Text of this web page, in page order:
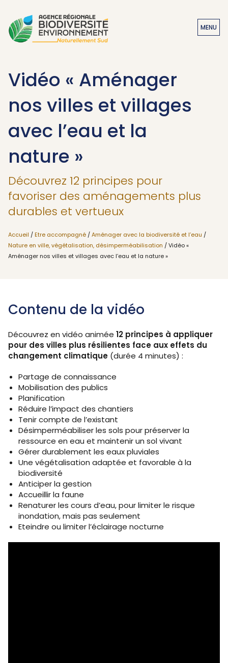
MENU
Vidéo « Aménager
nos villes et villages
avec l’eau et la
nature »
Découvrez 12 principes pour
favoriser des aménagements plus
durables et vertueux
Accueil / Etre accompagné /Aménager avec la biodiversité et l’eau /
Nature en ville, végétalisation, désimperméabilisation / Vidéo «
Aménager nos villes et villages avec l’eau et la nature »
Contenu de la vidéo
Découvrez en vidéo animée 12 principes à appliquer
pour des villes plus résilientes face aux effets du
changement climatique (durée 4 minutes) :
Partage de connaissance
Mobilisation des publics
Planification
Réduire l’impact des chantiers
Tenir compte de l’existant
Désimperméabiliser les sols pour préserver la
ressource en eau et maintenir un sol vivant
Gérer durablement les eaux pluviales
Une végétalisation adaptée et favorable à la
biodiversité
Anticiper la gestion
Accueillir la faune
Renaturer les cours d’eau, pour limiter le risque
inondation, mais pas seulement
Eteindre ou limiter l’éclairage nocturne